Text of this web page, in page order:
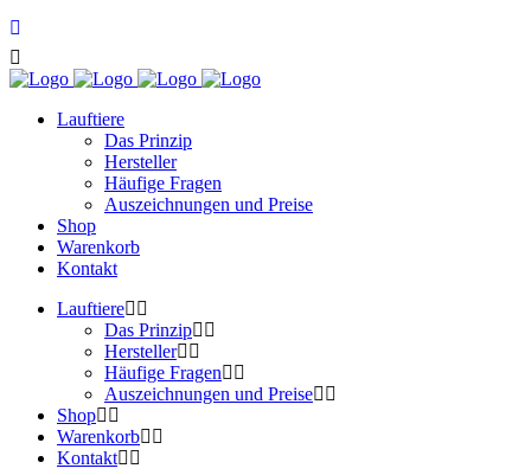
Lauftiere
Das Prinzip
Hersteller
Häufige Fragen
Auszeichnungen und Preise
Shop
Warenkorb
Kontakt
Lauftiere
Das Prinzip
Hersteller
Häufige Fragen
Auszeichnungen und Preise
Shop
Warenkorb
Kontakt